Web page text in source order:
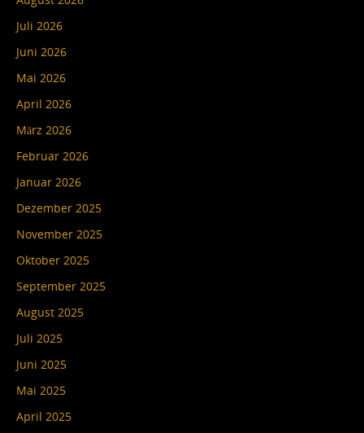
Juli 2026
Juni 2026
Mai 2026
April 2026
März 2026
Februar 2026
Januar 2026
Dezember 2025
November 2025
Oktober 2025
September 2025
August 2025
Juli 2025
Juni 2025
Mai 2025
April 2025